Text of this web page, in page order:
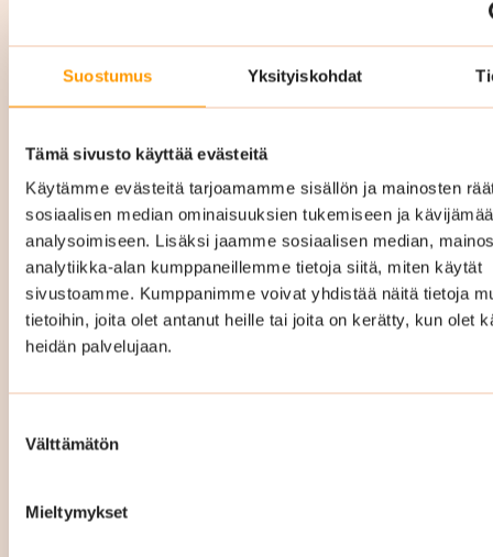
Suostumus Yksityiskohdat
Tämä sivusto käyttää evästeitä
Käytämme evästeitä tarjoamamme sisällön ja mainosten
sosiaalisen median ominaisuuksien tukemiseen ja
analysoimiseen. Lisäksi jaamme sosiaalisen median,
analytiikka-alan kumppaneillemme tietoja siitä, miten käytät
sivustoamme. Kumppanimme voivat yhdistää näitä tietoja
tietoihin, joita olet antanut heille tai joita on kerätty, kun olet
heidän palvelujaan.
valinta
Välttämätön
Mieltymykset
Porraskäytävien lattiat ovat kovalla kulutuksella
niistä erityisen haavoittuvia. Talvella jalkineiden
mukana kulkeutuva katusuola, kura ja hiekka
voivat imeytyä lattiamateriaaleihin ja
vahingoittaa niitä pysyvästi. Erityisesti
uudemmissa taloissa käytetyt PUR- ja
vinyylilattiat eivät anna anteeksi laiminlyöntejä.
Mikäli ne pääsevät vaurioitumaan, niitä ei voi
kohteissa erityisen tärkeää. Siivouksesta
ennenaikaiseen ja kalliiseen lattiaremonttiin.